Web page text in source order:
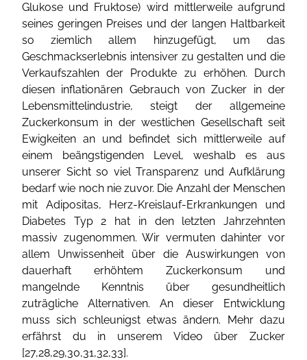
Glukose und Fruktose) wird mittlerweile aufgrund
seines geringen Preises und der langen Haltbarkeit
so ziemlich allem hinzugefügt, um das
Geschmackserlebnis intensiver zu gestalten und die
Verkaufszahlen der Produkte zu erhöhen. Durch
diesen inflationären Gebrauch von Zucker in der
Lebensmittelindustrie, steigt der allgemeine
Zuckerkonsum in der westlichen Gesellschaft seit
Ewigkeiten an und befindet sich mittlerweile auf
einem beängstigenden Level, weshalb es aus
unserer Sicht so viel Transparenz und Aufklärung
bedarf wie noch nie zuvor. Die Anzahl der Menschen
mit Adipositas, Herz-Kreislauf-Erkrankungen und
Diabetes Typ 2 hat in den letzten Jahrzehnten
massiv zugenommen. Wir vermuten dahinter vor
allem Unwissenheit über die Auswirkungen von
dauerhaft erhöhtem Zuckerkonsum und
mangelnde Kenntnis über gesundheitlich
zuträgliche Alternativen. An dieser Entwicklung
muss sich schleunigst etwas ändern. Mehr dazu
erfährst du in unserem Video über Zucker
[27,28,29,30,31,32,33].